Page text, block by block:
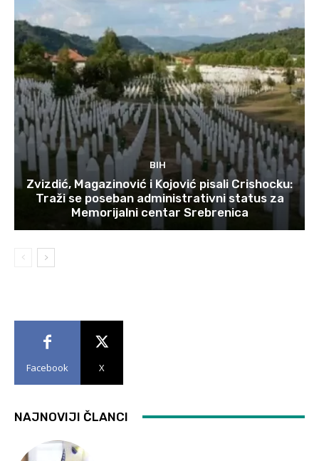
BIH
Zvizdić, Magazinović i Kojović pisali Crishocku:
Traži se poseban administrativni status za
Memorijalni centar Srebrenica
Facebook X
NAJNOVIJI ČLANCI